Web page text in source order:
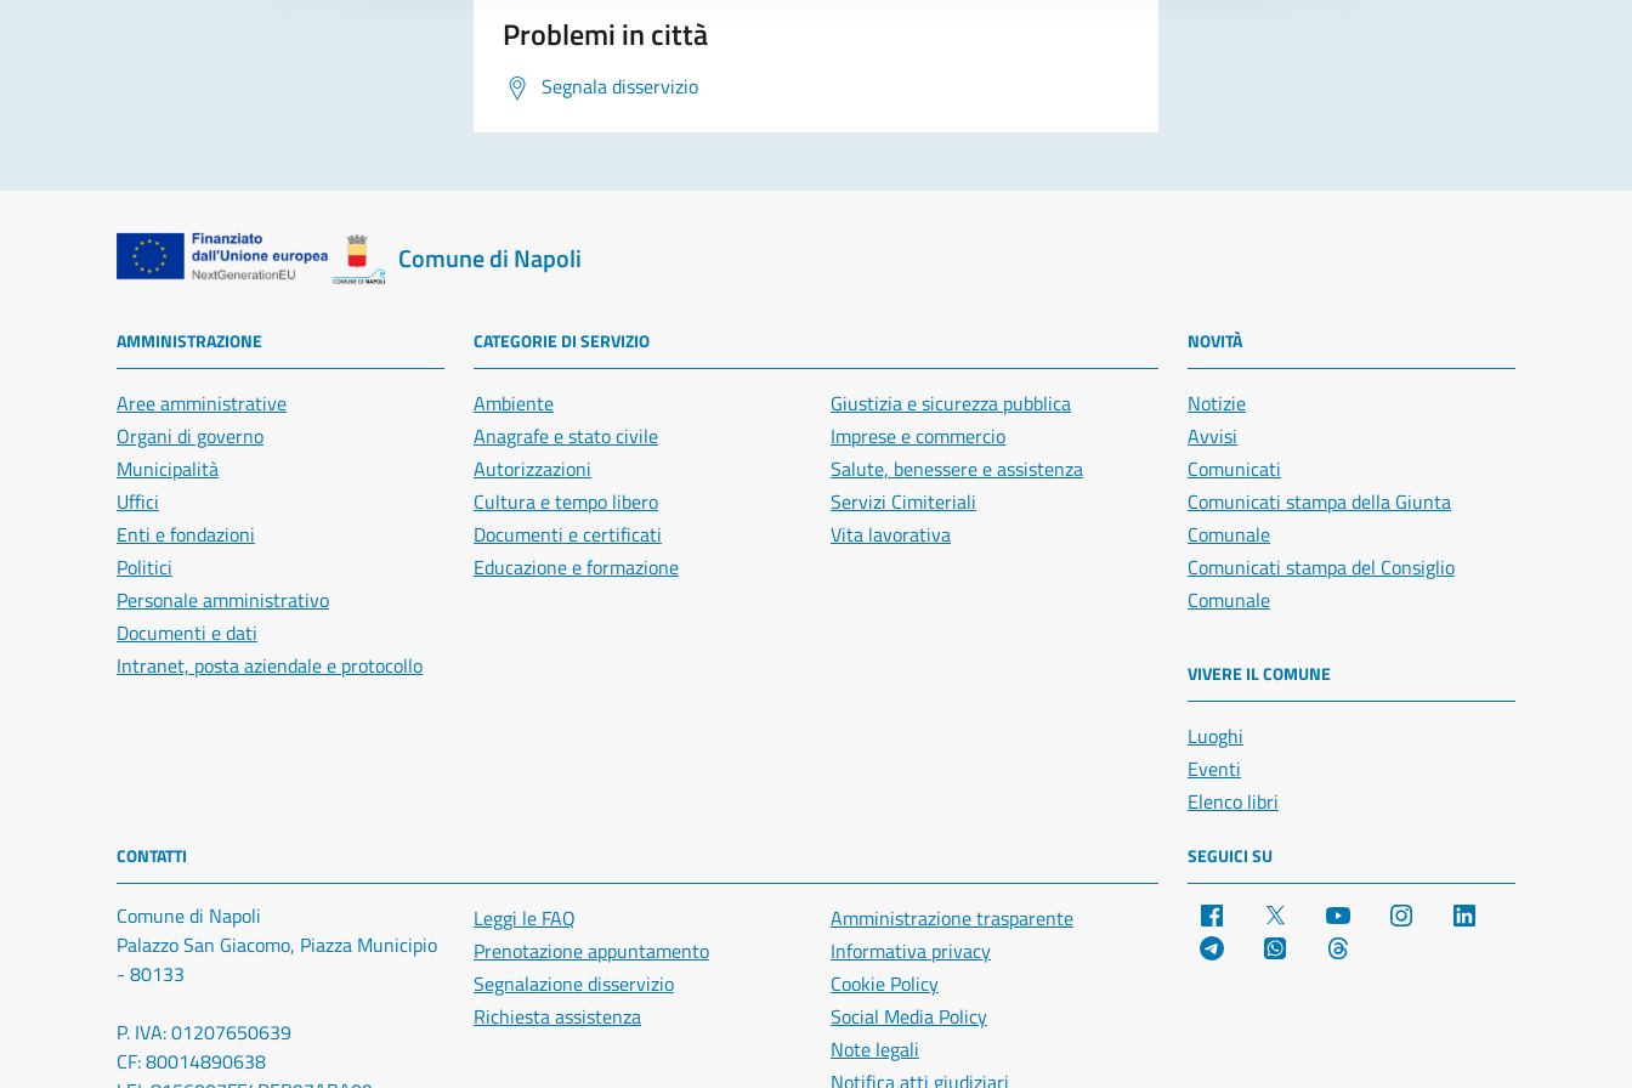
Problemi in città
Segnala disservizio
Comune di Napoli
AMMINISTRAZIONE
Aree amministrative
Organi di governo
Municipalità
Uffici
Enti e fondazioni
Politici
Personale amministrativo
Documenti e dati
Intranet, posta aziendale e protocollo
CATEGORIE DI SERVIZIO
Ambiente
Anagrafe e stato civile
Autorizzazioni
Cultura e tempo libero
Documenti e certificati
Educazione e formazione
Giustizia e sicurezza pubblica
Imprese e commercio
Salute, benessere e assistenza
Servizi Cimiteriali
Vita lavorativa
NOVITÀ
Notizie
Avvisi
Comunicati
Comunicati stampa della Giunta
Comunale
Comunicati stampa del Consiglio
Comunale
VIVERE IL COMUNE
Luoghi
Eventi
Elenco libri
CONTATTI
Comune di Napoli
Palazzo San Giacomo, Piazza Municipio
- 80133
P. IVA: 01207650639
CF: 80014890638
Leggi le FAQ
Prenotazione appuntamento
Segnalazione disservizio
Richiesta assistenza
Amministrazione trasparente
Informativa privacy
Cookie Policy
Social Media Policy
Note legali
SEGUICI SU
Facebook YouTube Instagram
Telegram WhatsApp